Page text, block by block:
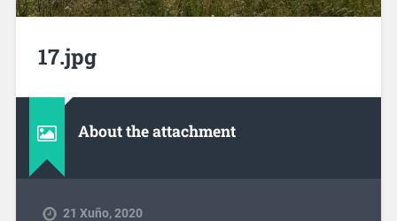
17.jpg
About the attachment
21 Xuño, 2020